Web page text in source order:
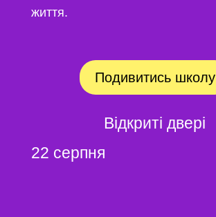
життя.
Подивитись школу
Відкриті двері
22 серпня